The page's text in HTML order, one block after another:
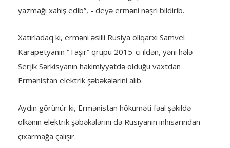
yazmağı xahiş edib”, - deyə erməni nəşri bildirib.
Xatırladaq ki, erməni əsilli Rusiya oliqarxı Samvel
Karapetyanın “Taşir” qrupu 2015-ci ildən, yəni hələ
Serjik Sərkisyanın hakimiyyətdə olduğu vaxtdan
Ermənistan elektrik şəbəkələrini alıb.
Aydın görünür ki, Ermənistan hökuməti fəal şəkildə
ölkənin elektrik şəbəkələrini də Rusiyanın inhisarından
çıxarmağa çalışır.